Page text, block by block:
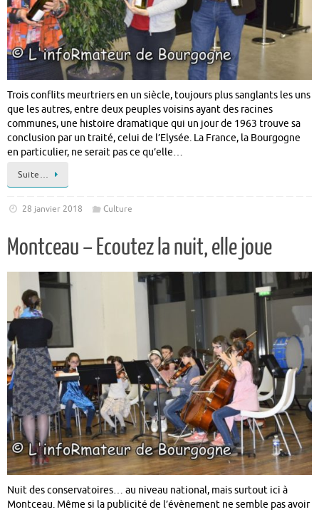
Trois conflits meurtriers en un siècle, toujours plus sanglants les uns
que les autres, entre deux peuples voisins ayant des racines
communes, une histoire dramatique qui un jour de 1963 trouve sa
conclusion par un traité, celui de l’Elysée. La France, la Bourgogne
en particulier, ne serait pas ce qu’elle…
Suite…
28 janvier 2018 Culture
Montceau – Ecoutez la nuit, elle joue
Nuit des conservatoires… au niveau national, mais surtout ici à
Montceau. Même si la publicité de l’évènement ne semble pas avoir